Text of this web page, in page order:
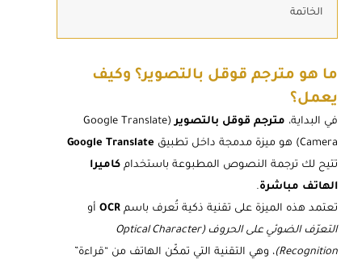
الخاتمة
ما هو مترجم قوقل بالتصوير؟ وكيف
يعمل؟
في البداية، مترجم قوقل بالتصوير
(Google Translate
Camera) هو ميزة مدمجة داخل تطبيق
Google Translate
تتيح لك ترجمة النصوص المطبوعة باستخدام كاميرا
الهاتف مباشرة.
تعتمد هذه الميزة على تقنية ذكية تُعرف باسم OCR أو
التعرّف الضوئي على الحروف (Optical Character
Recognition) ، وهي التقنية التي تمكّن الهاتف من “قراءة”